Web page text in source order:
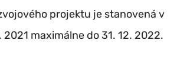
projektu je stanovená v
2021 maximálne do 31. 12. 2022.